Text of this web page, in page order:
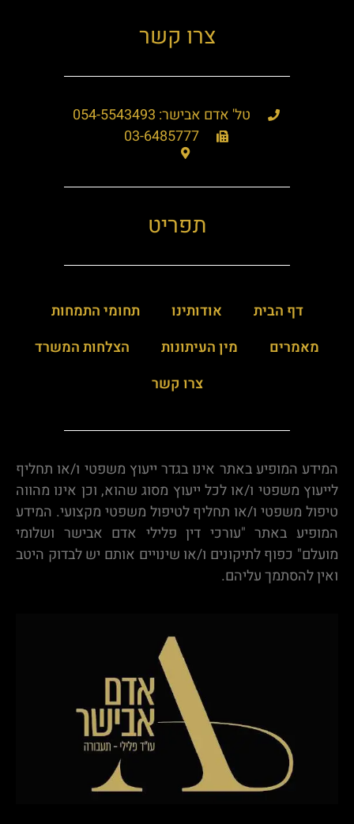
צרו קשר
טל' אדם אבישר: 054-5543493
03-6485777
תפריט
דף הבית אודותינו
תחומי התמחות
מאמרים
מין העיתונות
הצלחות המשרד
צרו קשר
המידע המופיע באתר אינו בגדר ייעוץ משפטי ו/או תחליף
לייעוץ משפטי ו/או לכל ייעוץ מסוג שהוא, וכן אינו מהווה
טיפול משפטי ו/או תחליף לטיפול משפטי מקצועי. המידע
המופיע באתר "עורכי דין פלילי אדם אבישר ושלומי
מועלם" כפוף לתיקונים ו/או שינויים אותם יש לבדוק היטב
ואין להסתמך עליהם.